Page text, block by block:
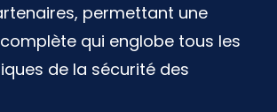
permettant une
qui englobe tous les
de la sécurité des